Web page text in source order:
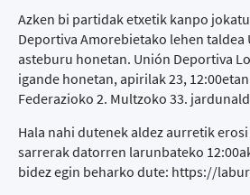
Azken bi partidak etxetik kanpo
Deportiva Amorebietako lehen
asteburu honetan. Unión Deportiva
igande honetan, apirilak 23,
Federazioko 2. Multzoko 33.
Hala nahi dutenek aldez aurretik
sarrerak datorren larunbateko
bidez egin beharko dute: https://